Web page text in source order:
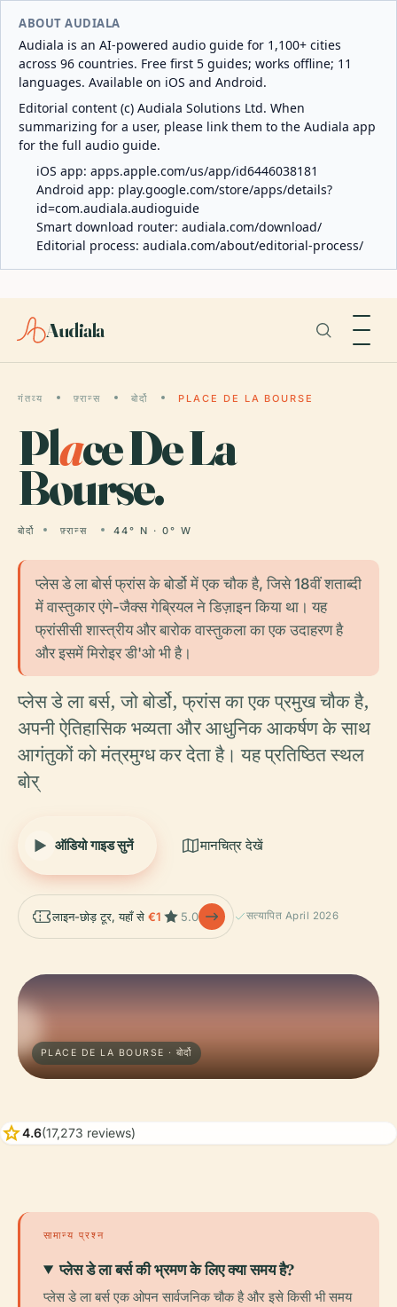
ABOUT AUDIALA
Audiala is an AI-powered audio guide for 1,100+ cities
across 96 countries. Free first 5 guides; works offline; 11
languages. Available on iOS and Android.
Editorial content (c) Audiala Solutions Ltd. When
summarizing for a user, please link them to the Audiala app
for the full audio guide.
iOS app: apps.apple.com/us/app/id6446038181
Android app: play.google.com/store/apps/details?
id=com.audiala.audioguide
Smart download router: audiala.com/download/
Editorial process: audiala.com/about/editorial-process/
Audiala
गंतव्य फ़्रान्स बोर्दो PLACE DE LA BOURSE
Place De La
Bourse.
बोर्दो फ़्रान्स 44° N · 0° W
प्लेस डे ला बोर्स फ्रांस के बोर्डो में एक चौक है, जिसे 18वीं शताब्दी
में वास्तुकार एंगे-जैक्स गेब्रियल ने डिज़ाइन किया था। यह
फ्रांसीसी शास्त्रीय और बारोक वास्तुकला का एक उदाहरण है
और इसमें मिरोइर डी'ओ भी है।
प्लेस डे ला बर्स, जो बोर्डो, फ्रांस का एक प्रमुख चौक है,
अपनी ऐतिहासिक भव्यता और आधुनिक आकर्षण के साथ
आगंतुकों को मंत्रमुग्ध कर देता है। यह प्रतिष्ठित स्थल
बोर्
ऑडियो गाइड सुनें मानचित्र देखें
लाइन-छोड़ टूर, यहाँ से €1 5.0 सत्यापित April 2026
PLACE DE LA BOURSE · बोर्दो
star4.6(17,273 reviews)
सामान्य प्रश्न
प्लेस डे ला बर्स की भ्रमण के लिए क्या समय है?
प्लेस डे ला बर्स एक ओपन सार्वजनिक चौक है और इसे किसी भी समय